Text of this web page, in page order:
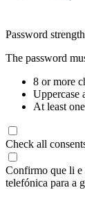
Password
The password
8 or more
Uppercase
At least
Check all
Confirmo que li e
telefónica para a